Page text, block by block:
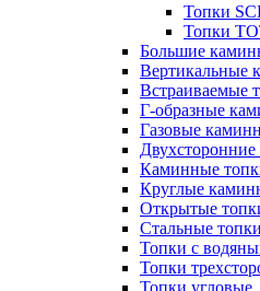
Топки
Топки
Большие
Вертикальные
Встраиваемые
Г-образные
Газовые
Двухсторонние
Каминные
Круглые
Открытые
Стальные топки
Топки с
Топки
Топки угловые